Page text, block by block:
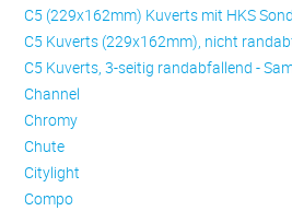
C5 (229x162mm) Kuverts mit HKS
C5 Kuverts (229x162mm), nicht
C5 Kuverts, 3-seitig randabfallend -
Channel
Chromy
Chute
Citylight
Compo